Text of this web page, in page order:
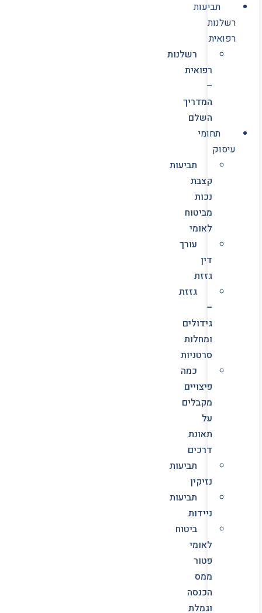
תביעות
רשלנות
רפואית
רשלנות
רפואית
–
המדריך
השלם
תחומי
עיסוק
תביעות
קצבת
נכות
מביטוח
לאומי
עורך
דין
גזזת
גזזת
–
גידולים
ומחלות
סרטניות
כמה
פיצויים
מקבלים
על
תאונת
דרכים
תביעות
נזיקין
תביעות
ניידות
ביטוח
לאומי
פטור
ממס
הכנסה
וגמלת